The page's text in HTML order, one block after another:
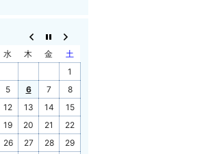
水 木 金
土
1
5 6 7
8
12 13 14
15
19 20 21
22
26 27 28
29